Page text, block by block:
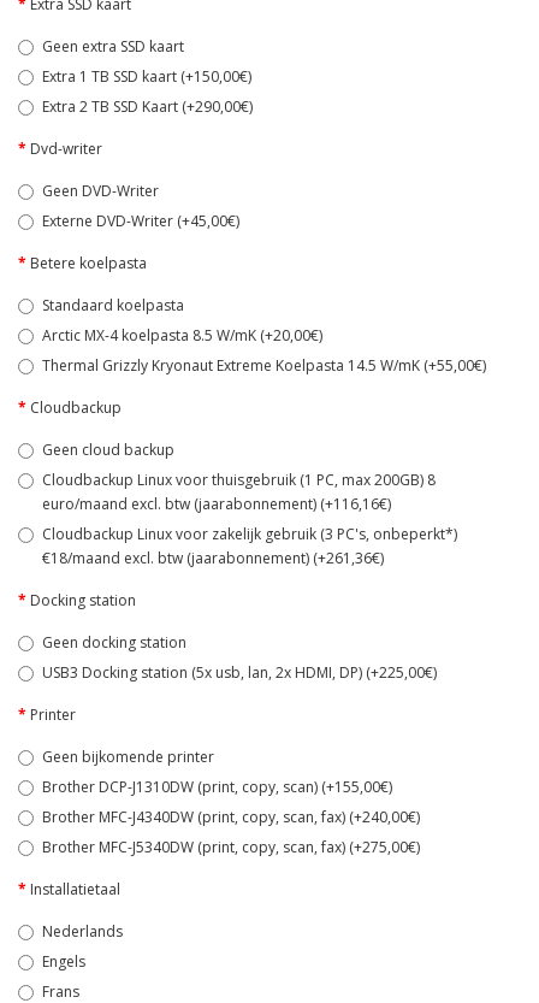
Geen extra SSD kaart
Extra 1 TB SSD kaart (+150,00€)
Extra 2 TB SSD Kaart (+290,00€)
Dvd-writer
Geen DVD-Writer
Externe DVD-Writer (+45,00€)
Betere koelpasta
Standaard koelpasta
Arctic MX-4 koelpasta 8.5 W/mK (+20,00€)
Thermal Grizzly Kryonaut Extreme Koelpasta 14.5 W/mK (+55,00€)
Cloudbackup
Geen cloud backup
Cloudbackup Linux voor thuisgebruik (1 PC, max 200GB) 8
euro/maand excl. btw (jaarabonnement) (+116,16€)
Cloudbackup Linux voor zakelijk gebruik (3 PC's, onbeperkt*)
€18/maand excl. btw (jaarabonnement) (+261,36€)
Docking station
Geen docking station
USB3 Docking station (5x usb, lan, 2x HDMI, DP) (+225,00€)
Printer
Geen bijkomende printer
Brother DCP-J1310DW (print, copy, scan) (+155,00€)
Brother MFC-J4340DW (print, copy, scan, fax) (+240,00€)
Brother MFC-J5340DW (print, copy, scan, fax) (+275,00€)
Installatietaal
Nederlands
Engels
Frans